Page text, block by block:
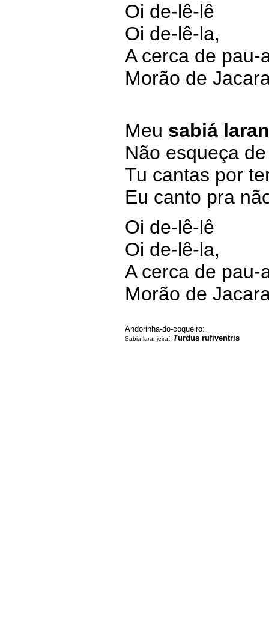
Oi de-lê-lê
Oi de-lê-la,
A cerca de pau-
Morão de
Meu sabiá
Não esqueça
Tu cantas por
Eu canto pra
Oi de-lê-lê
Oi de-lê-la,
A cerca de pau-
Morão de
Andorinha-do-coqueiro:
Sabiá-laranjeira: Turdus rufiventris